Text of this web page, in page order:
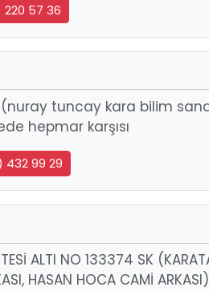
57 36
tuncay kara bilim
hepmar karşısı
99 29
ALTI NO 133374 SK
HASAN HOCA CAMİ ARKASI)